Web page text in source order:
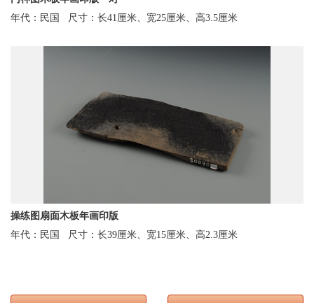
年代：民国
尺寸：长41厘米、宽25厘米、高3.5厘米
操练图扇面木板年画印版
年代：民国
尺寸：长39厘米、宽15厘米、高2.3厘米